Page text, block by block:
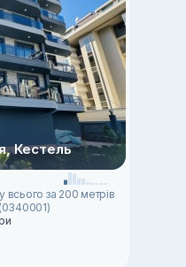
Кестель
всього за 200 метрів